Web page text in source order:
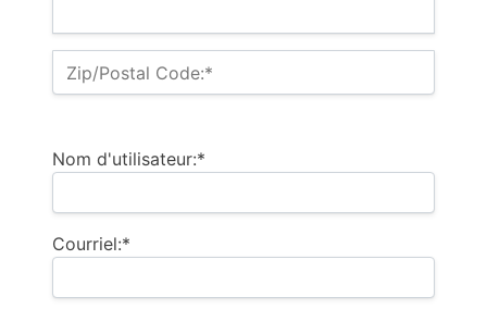
Zip/Postal Code:*
Nom d'utilisateur:*
Courriel:*